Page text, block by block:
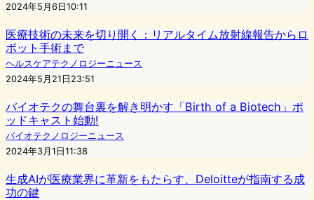
2024年5月6日10:11
医療技術の未来を切り開く：リアルタイム放射線報告からロ
ボット手術まで
ヘルスケアテクノロジーニュース
2024年5月21日23:51
バイオテクの舞台裏を解き明かす「Birth of a Biotech」ポ
ッドキャスト始動!
バイオテクノロジーニュース
2024年3月1日11:38
生成AIが医療業界に革新をもたらす、Deloitteが指南する成
功の鍵